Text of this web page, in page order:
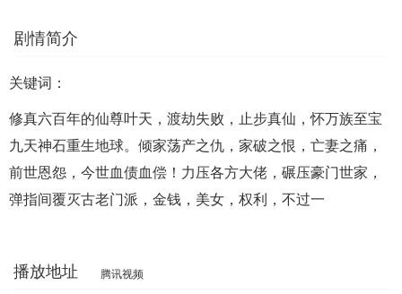
剧情简介
关键词：
修真六百年的仙尊叶天，渡劫失败，止步真仙，怀万族至宝
九天神石重生地球。倾家荡产之仇，家破之恨，亡妻之痛，
前世恩怨，今世血债血偿！力压各方大佬，碾压豪门世家，
弹指间覆灭古老门派，金钱，美女，权利，不过一
播放地址 腾讯视频